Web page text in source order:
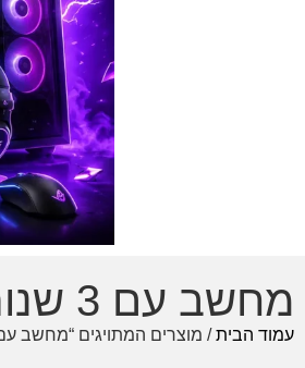
מחשב עם 3 שנות אחריות
עמוד הבית/ מוצרים המתויגים “מחשב עם 3 שנות